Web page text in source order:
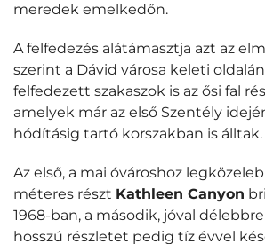
meredek emelkedőn.
A felfedezés alátámasztja azt az
szerint a Dávid városa keleti
felfedezett szakaszok is az ősi fal
amelyek már az első Szentély
hódításig tartó korszakban is álltak.
Az első, a mai óvároshoz
méteres részt Kathleen Canyon
1968-ban, a második, jóval
hosszú részletet pedig tíz évvel